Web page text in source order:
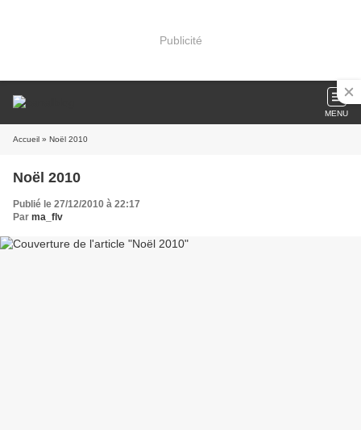
Publicité
MENU
Accueil » Noël 2010
Noël 2010
Publié le 27/12/2010 à 22:17
Par ma_flv